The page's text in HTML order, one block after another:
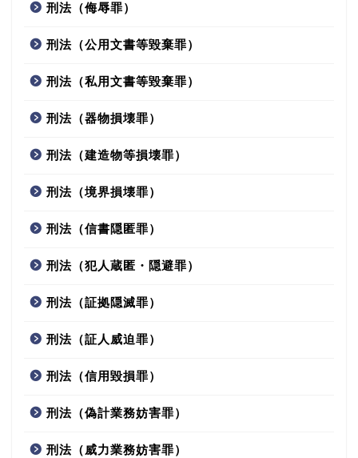
刑法（侮辱罪）
刑法（公用文書等毀棄罪）
刑法（私用文書等毀棄罪）
刑法（器物損壊罪）
刑法（建造物等損壊罪）
刑法（境界損壊罪）
刑法（信書隠匿罪）
刑法（犯人蔵匿・隠避罪）
刑法（証拠隠滅罪）
刑法（証人威迫罪）
刑法（信用毀損罪）
刑法（偽計業務妨害罪）
刑法（威力業務妨害罪）